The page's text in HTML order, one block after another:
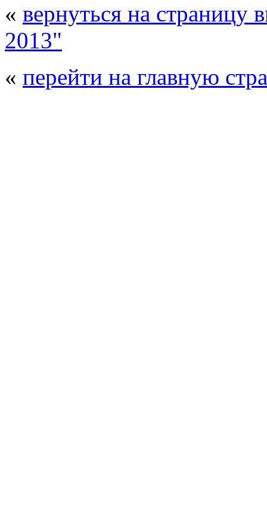
« вернуться на страницу
2013"
« перейти на главную